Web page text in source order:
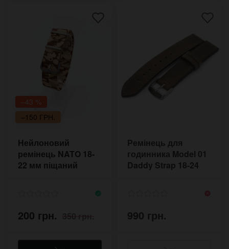
–43 %
–150 ГРН.
Нейлоновий
ремінець NATO 18-
22 мм піщаний
200 грн. 350 грн.
Ремінець для
годинника Model 01
Daddy Strap 18-24
990 грн.